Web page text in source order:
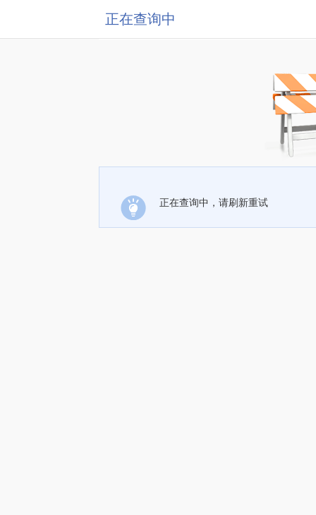
正在查询中
正在查询中，请刷新重试